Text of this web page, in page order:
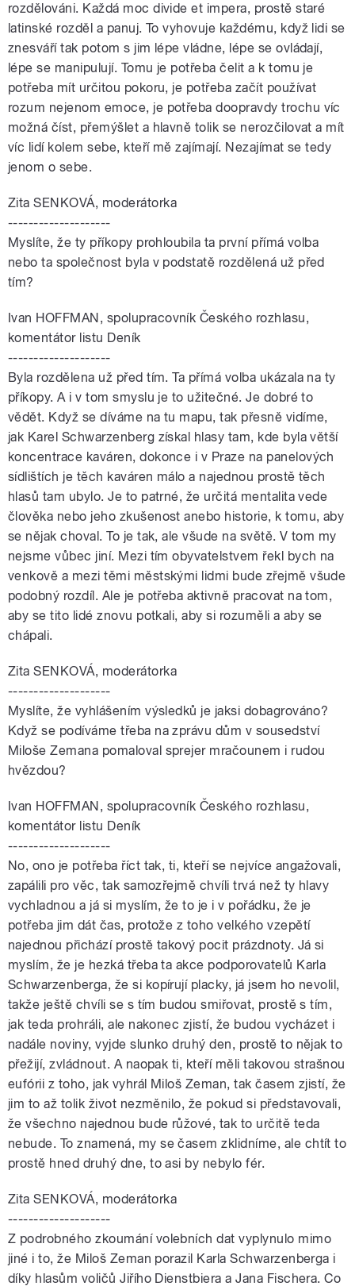
rozdělováni. Každá moc divide et impera, prostě staré
latinské rozděl a panuj. To vyhovuje každému, když lidi se
znesváří tak potom s jim lépe vládne, lépe se ovládají,
lépe se manipulují. Tomu je potřeba čelit a k tomu je
potřeba mít určitou pokoru, je potřeba začít používat
rozum nejenom emoce, je potřeba doopravdy trochu víc
možná číst, přemýšlet a hlavně tolik se nerozčilovat a mít
víc lidí kolem sebe, kteří mě zajímají. Nezajímat se tedy
jenom o sebe.
Zita SENKOVÁ, moderátorka
--------------------
Myslíte, že ty příkopy prohloubila ta první přímá volba
nebo ta společnost byla v podstatě rozdělená už před
tím?
Ivan HOFFMAN, spolupracovník Českého rozhlasu,
komentátor listu Deník
--------------------
Byla rozdělena už před tím. Ta přímá volba ukázala na ty
příkopy. A i v tom smyslu je to užitečné. Je dobré to
vědět. Když se díváme na tu mapu, tak přesně vidíme,
jak Karel Schwarzenberg získal hlasy tam, kde byla větší
koncentrace kaváren, dokonce i v Praze na panelových
sídlištích je těch kaváren málo a najednou prostě těch
hlasů tam ubylo. Je to patrné, že určitá mentalita vede
člověka nebo jeho zkušenost anebo historie, k tomu, aby
se nějak choval. To je tak, ale všude na světě. V tom my
nejsme vůbec jiní. Mezi tím obyvatelstvem řekl bych na
venkově a mezi těmi městskými lidmi bude zřejmě všude
podobný rozdíl. Ale je potřeba aktivně pracovat na tom,
aby se tito lidé znovu potkali, aby si rozuměli a aby se
chápali.
Zita SENKOVÁ, moderátorka
--------------------
Myslíte, že vyhlášením výsledků je jaksi dobagrováno?
Když se podíváme třeba na zprávu dům v sousedství
Miloše Zemana pomaloval sprejer mračounem i rudou
hvězdou?
Ivan HOFFMAN, spolupracovník Českého rozhlasu,
komentátor listu Deník
--------------------
No, ono je potřeba říct tak, ti, kteří se nejvíce angažovali,
zapálili pro věc, tak samozřejmě chvíli trvá než ty hlavy
vychladnou a já si myslím, že to je i v pořádku, že je
potřeba jim dát čas, protože z toho velkého vzepětí
najednou přichází prostě takový pocit prázdnoty. Já si
myslím, že je hezká třeba ta akce podporovatelů Karla
Schwarzenberga, že si kopírují placky, já jsem ho nevolil,
takže ještě chvíli se s tím budou smiřovat, prostě s tím,
jak teda prohráli, ale nakonec zjistí, že budou vycházet i
nadále noviny, vyjde slunko druhý den, prostě to nějak to
přežijí, zvládnout. A naopak ti, kteří měli takovou strašnou
eufórii z toho, jak vyhrál Miloš Zeman, tak časem zjistí, že
jim to až tolik život nezměnilo, že pokud si představovali,
že všechno najednou bude růžové, tak to určitě teda
nebude. To znamená, my se časem zklidníme, ale chtít to
prostě hned druhý dne, to asi by nebylo fér.
Zita SENKOVÁ, moderátorka
--------------------
Z podrobného zkoumání volebních dat vyplynulo mimo
jiné i to, že Miloš Zeman porazil Karla Schwarzenberga i
díky hlasům voličů Jiřího Dienstbiera a Jana Fischera. Co